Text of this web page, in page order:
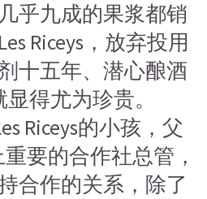
乎九成的果浆都销
Riceys，放弃投用
十五年、潜心酿酒
得尤为珍贵。
Riceys的小孩，父
要的合作社总管，
合作的关系，除了